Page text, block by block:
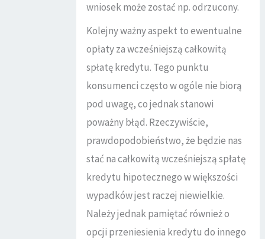
wniosek może zostać np. odrzucony.
Kolejny ważny aspekt to ewentualne
opłaty za wcześniejszą całkowitą
spłatę kredytu. Tego punktu
konsumenci często w ogóle nie biorą
pod uwagę, co jednak stanowi
poważny błąd. Rzeczywiście,
prawdopodobieństwo, że będzie nas
stać na całkowitą wcześniejszą spłatę
kredytu hipotecznego w większości
wypadków jest raczej niewielkie.
Należy jednak pamiętać również o
opcji przeniesienia kredytu do innego